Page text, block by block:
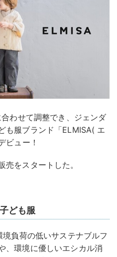
わせて調整でき、ジェンダ
も服ブランド「ELMISA( エ
ビュー！
をスタートした。
ども服
負荷の低いサステナブルフ
、環境に優しいエシカル消